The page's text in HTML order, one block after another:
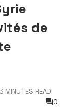
de
3 MINUTES READ
0